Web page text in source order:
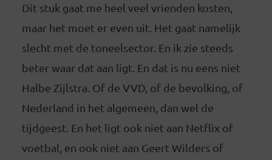
Dit stuk gaat me heel veel vrienden kosten,
maar het moet er even uit. Het gaat namelijk
slecht met de toneelsector. En ik zie steeds
beter waar dat aan ligt. En dat is nu eens niet
Halbe Zijlstra. Of de VVD, of de bevolking, of
Nederland in het algemeen, dan wel de
tijdgeest. En het ligt ook niet aan Netflix of
voetbal, en ook niet aan Geert Wilders of